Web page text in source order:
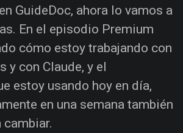
GuideDoc, ahora lo vamos a
En el episodio Premium
cómo estoy trabajando con
y con Claude, y el
estoy usando hoy en día,
en una semana también
cambiar.